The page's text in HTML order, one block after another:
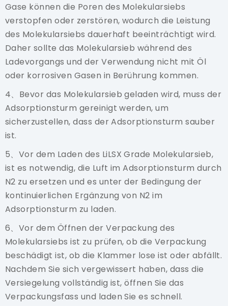
Gase können die Poren des Molekularsiebs
verstopfen oder zerstören, wodurch die Leistung
des Molekularsiebs dauerhaft beeinträchtigt wird.
Daher sollte das Molekularsieb während des
Ladevorgangs und der Verwendung nicht mit Öl
oder korrosiven Gasen in Berührung kommen.
4、Bevor das Molekularsieb geladen wird, muss der
Adsorptionsturm gereinigt werden, um
sicherzustellen, dass der Adsorptionsturm sauber
ist.
5、Vor dem Laden des LiLSX Grade Molekularsieb,
ist es notwendig, die Luft im Adsorptionsturm durch
N2 zu ersetzen und es unter der Bedingung der
kontinuierlichen Ergänzung von N2 im
Adsorptionsturm zu laden.
6、Vor dem Öffnen der Verpackung des
Molekularsiebs ist zu prüfen, ob die Verpackung
beschädigt ist, ob die Klammer lose ist oder abfällt.
Nachdem Sie sich vergewissert haben, dass die
Versiegelung vollständig ist, öffnen Sie das
Verpackungsfass und laden Sie es schnell.